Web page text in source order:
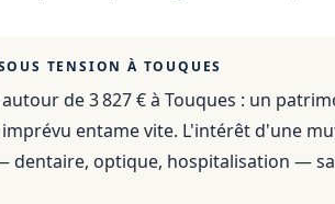
TENSION À TOUQUES
de 3 827 €à Touques : un
entame vite. L'intérêt d'une
dentaire, optique, hospitalisation —